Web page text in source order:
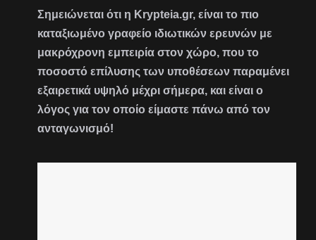
Σημειώνεται ότι η Krypteia.gr, είναι το πιο
καταξιωμένο γραφείο ιδιωτικών ερευνών με
μακρόχρονη εμπειρία στον χώρο, που το
ποσοστό επίλυσης των υποθέσεων παραμένει
εξαιρετικά υψηλό μέχρι σήμερα, και είναι ο
λόγος για τον οποίο είμαστε πάνω από τον
ανταγωνισμό!